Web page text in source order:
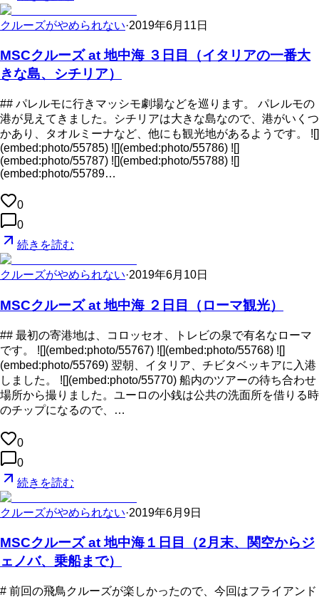
クルーズがやめられない·2019年6月11日
MSCクルーズ at 地中海 ３日目（イタリアの一番大
きな島、シチリア）
## パレルモに行きマッシモ劇場などを巡ります。 パレルモの
港が見えてきました。シチリアは大きな島なので、港がいくつ
かあり、タオルミーナなど、他にも観光地があるようです。 ![]
(embed:photo/55785) ![](embed:photo/55786) ![]
(embed:photo/55787) ![](embed:photo/55788) ![]
(embed:photo/55789…
0
0
続きを読む
クルーズがやめられない·2019年6月10日
MSCクルーズ at 地中海 ２日目（ローマ観光）
## 最初の寄港地は、コロッセオ、トレビの泉で有名なローマ
です。 ![](embed:photo/55767) ![](embed:photo/55768) ![]
(embed:photo/55769) 翌朝、イタリア、チビタベッキアに入港
しました。 ![](embed:photo/55770) 船内のツアーの待ち合わせ
場所から撮りました。ユーロの小銭は公共の洗面所を借りる時
のチップになるので、…
0
0
続きを読む
クルーズがやめられない·2019年6月9日
MSCクルーズ at 地中海１日目（2月末、関空からジ
ェノバ、乗船まで）
# 前回の飛鳥クルーズが楽しかったので、今回はフライアンド